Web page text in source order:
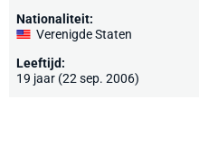
Nationaliteit:
Verenigde Staten
Leeftijd:
19 jaar (22 sep. 2006)